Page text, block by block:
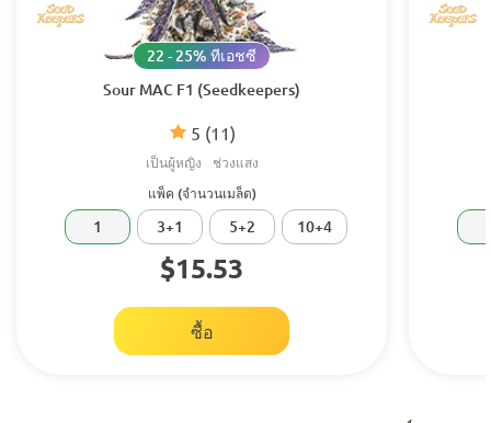
Sour MAC F1 (Seedkeepers)
5 (11)
22 - 25% ทีเอชซี
เป็นผู้หญิง ช่วงแสง
แพ็ค (จำนวนเมล็ด)
1 3+1 5+2 10+4
$15.53
ซื้อ